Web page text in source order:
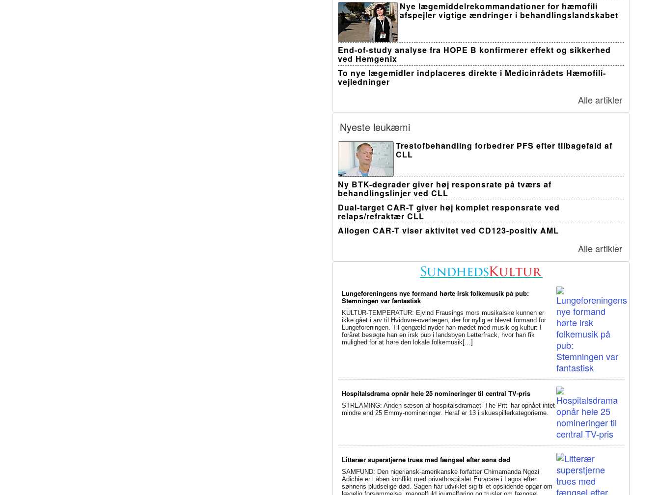
Nye lægemiddelrekommandationer for hæmofili
afspejler vigtige ændringer i behandlingslandskabet
End-of-study analyse fra HOPE B konfirmerer effekt og sikkerhed
ved Hemgenix
To nye lægemidler indplaceres direkte i Medicinrådets Hæmofili-
vejledninger
Alle artikler
Nyeste leukæmi
Trestofbehandling forbedrer PFS efter tilbagefald af
CLL
Ny BTK-degrader giver høj responsrate på tværs af
behandlingslinjer ved CLL
Dual-target CAR-T giver høj komplet responsrate ved
relaps/refraktær CLL
Allogen CAR-T viser aktivitet ved CD123-positiv AML
Alle artikler
Lungeforeningens nye formand hørte irsk folkemusik på pub:
Stemningen var fantastisk
KULTUR-TEMPERATUR: Ejvind Frausings mors musikalske kunnen er
ikke gået i arv til Hvidovre-overlægen, der for nylig er blevet formand for
Lungeforeningen. Til gengæld nyder han mødet med musik og kultur: I
foråret besøgte han en irsk pub i landsbyen Letterfrack, hvor han fik
mulighed for at høre den lokale folkemusik[…]
Hospitalsdrama opnår hele 25 nomineringer til central TV-pris
STREAMING: Anden sæson af hospitalsdramaet ‘The Pitt’ har opnået intet
mindre end 25 Emmy-nomineringer. Heraf er 13 i skuespillerkategorierne.
Litterær superstjerne trues med fængsel efter søns død
SAMFUND: Den nigeriansk-amerikanske forfatter Chimamanda Ngozi
Adichie er i åben konflikt med privathospitalet Euracare i Lagos efter
sønnens pludselige død. Sagen har udviklet sig til et opslidende opgør om